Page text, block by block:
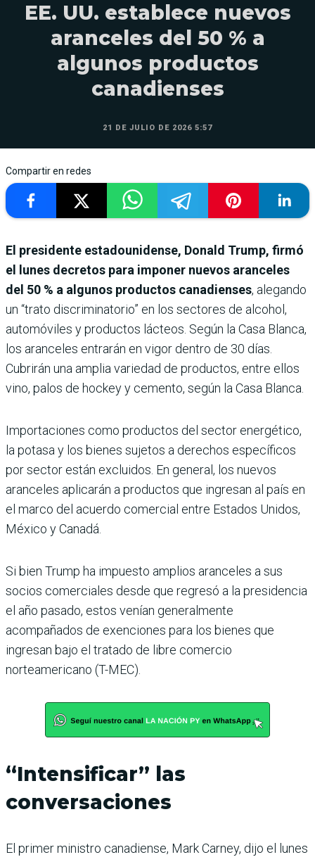
EE. UU. establece nuevos
aranceles del 50 % a
algunos productos
canadienses
21 DE JULIO DE 2026 5:57
Compartir en redes
El presidente estadounidense, Donald Trump, firmó
el lunes decretos para imponer nuevos aranceles
del 50 % a algunos productos canadienses, alegando
un “trato discriminatorio” en los sectores de alcohol,
automóviles y productos lácteos. Según la Casa Blanca,
los aranceles entrarán en vigor dentro de 30 días.
Cubrirán una amplia variedad de productos, entre ellos
vino, palos de hockey y cemento, según la Casa Blanca.
Importaciones como productos del sector energético,
la potasa y los bienes sujetos a derechos específicos
por sector están excluidos. En general, los nuevos
aranceles aplicarán a productos que ingresan al país en
el marco del acuerdo comercial entre Estados Unidos,
México y Canadá.
Si bien Trump ha impuesto amplios aranceles a sus
socios comerciales desde que regresó a la presidencia
el año pasado, estos venían generalmente
acompañados de exenciones para los bienes que
ingresan bajo el tratado de libre comercio
norteamericano (T-MEC).
“Intensificar” las
conversaciones
El primer ministro canadiense, Mark Carney, dijo el lunes